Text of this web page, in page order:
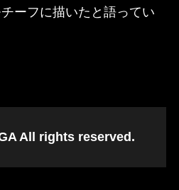
ーフに描いたと語ってい
All rights reserved.